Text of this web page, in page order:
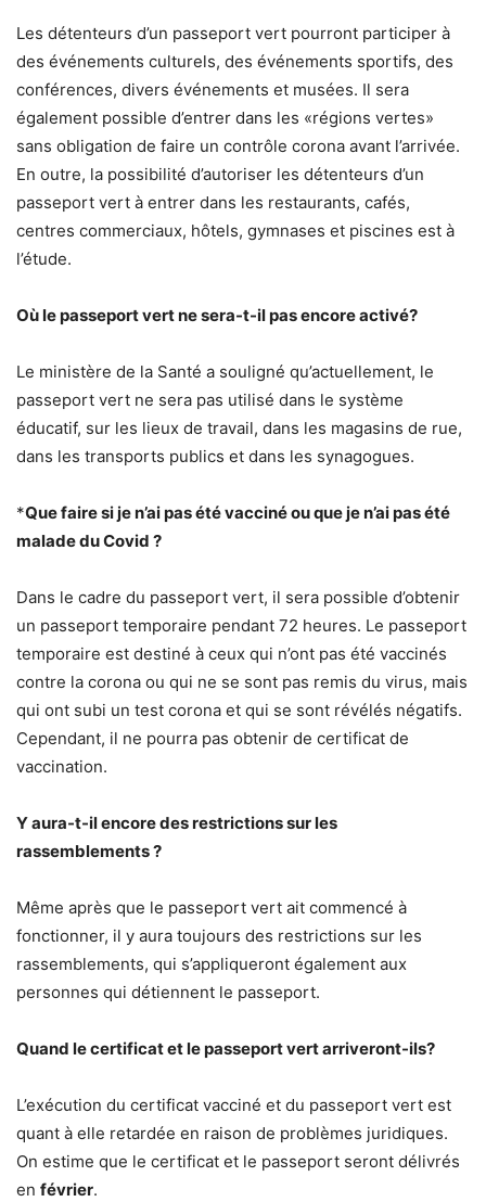
Les détenteurs d’un passeport vert pourront participer à
des événements culturels, des événements sportifs, des
conférences, divers événements et musées. Il sera
également possible d’entrer dans les «régions vertes»
sans obligation de faire un contrôle corona avant l’arrivée.
En outre, la possibilité d’autoriser les détenteurs d’un
passeport vert à entrer dans les restaurants, cafés,
centres commerciaux, hôtels, gymnases et piscines est à
l’étude.
Où le passeport vert ne sera-t-il pas encore activé?
Le ministère de la Santé a souligné qu’actuellement, le
passeport vert ne sera pas utilisé dans le système
éducatif, sur les lieux de travail, dans les magasins de rue,
dans les transports publics et dans les synagogues.
*Que faire si je n’ai pas été vacciné ou que je n’ai pas été
malade du Covid ?
Dans le cadre du passeport vert, il sera possible d’obtenir
un passeport temporaire pendant 72 heures. Le passeport
temporaire est destiné à ceux qui n’ont pas été vaccinés
contre la corona ou qui ne se sont pas remis du virus, mais
qui ont subi un test corona et qui se sont révélés négatifs.
Cependant, il ne pourra pas obtenir de certificat de
vaccination.
Y aura-t-il encore des restrictions sur les
rassemblements ?
Même après que le passeport vert ait commencé à
fonctionner, il y aura toujours des restrictions sur les
rassemblements, qui s’appliqueront également aux
personnes qui détiennent le passeport.
Quand le certificat et le passeport vert arriveront-ils?
L’exécution du certificat vacciné et du passeport vert est
quant à elle retardée en raison de problèmes juridiques.
On estime que le certificat et le passeport seront délivrés
en février.